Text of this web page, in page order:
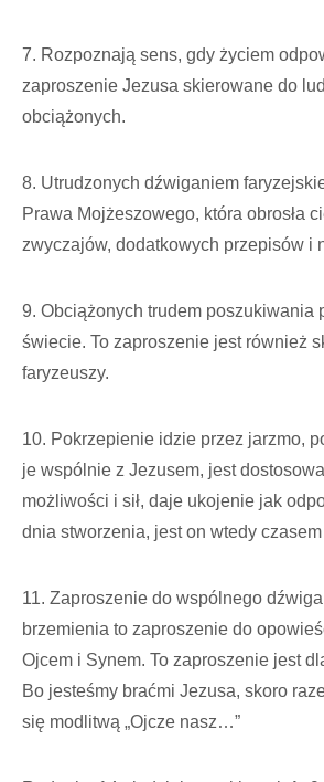
7. Rozpoznają sens, gdy życiem
zaproszenie Jezusa skierowane do
obciążonych.
8. Utrudzonych dźwiganiem
Prawa Mojżeszowego, która obrosła
zwyczajów, dodatkowych przepisów i
9. Obciążonych trudem poszukiwania
świecie. To zaproszenie jest również
faryzeuszy.
10. Pokrzepienie idzie przez jarzmo,
je wspólnie z Jezusem, jest
możliwości i sił, daje ukojenie jak
dnia stworzenia, jest on wtedy
11. Zaproszenie do wspólnego
brzemienia to zaproszenie do
Ojcem i Synem. To zaproszenie jest
Bo jesteśmy braćmi Jezusa, skoro
się modlitwą „Ojcze nasz…”